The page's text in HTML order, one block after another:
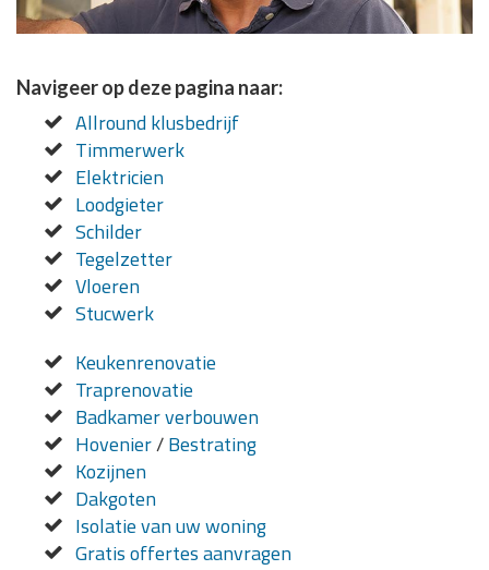
Navigeer op deze pagina naar:
Allround klusbedrijf
Timmerwerk
Elektricien
Loodgieter
Schilder
Tegelzetter
Vloeren
Stucwerk
Keukenrenovatie
Traprenovatie
Badkamer verbouwen
Hovenier/Bestrating
Kozijnen
Dakgoten
Isolatie van uw woning
Gratis offertes aanvragen